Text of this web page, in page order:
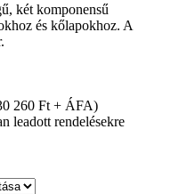
két komponensű
és kőlapokhoz. A
260 Ft + ÁFA)
leadott rendelésekre